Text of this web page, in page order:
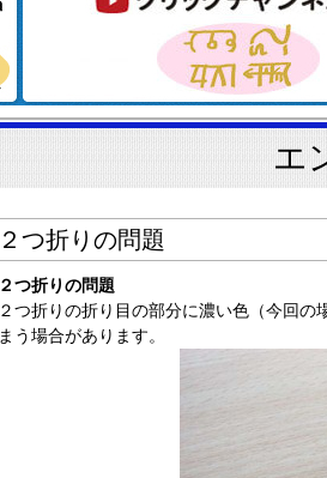
エ
２つ折りの問題
２つ折りの問題
２つ折りの折り目の部分に濃い色（今回
まう場合があります。